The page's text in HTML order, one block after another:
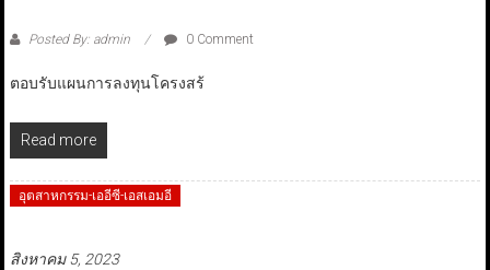
Posted By: admin 0 Comment
ตอบรับแผนการลงทุนโครงสร้
Read more
อุตสาหกรรม-เออีซี-เอสเอมอี
สิงหาคม 5, 2023